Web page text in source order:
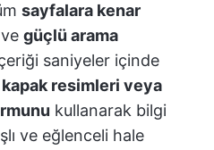
sayfalara kenar
güçlü arama
saniyeler içinde
kapak resimleri veya
kullanarak bilgi
ve eğlenceli hale